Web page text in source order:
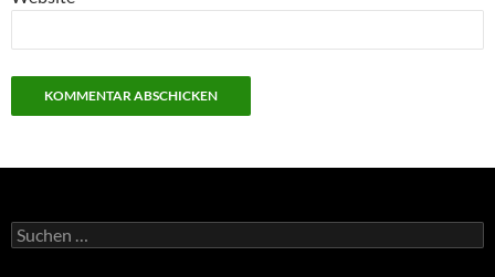
Suchen
nach: